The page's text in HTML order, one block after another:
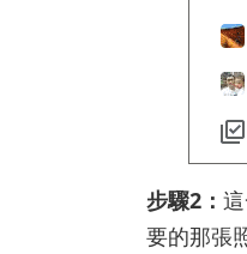
步驟2：
要的那張